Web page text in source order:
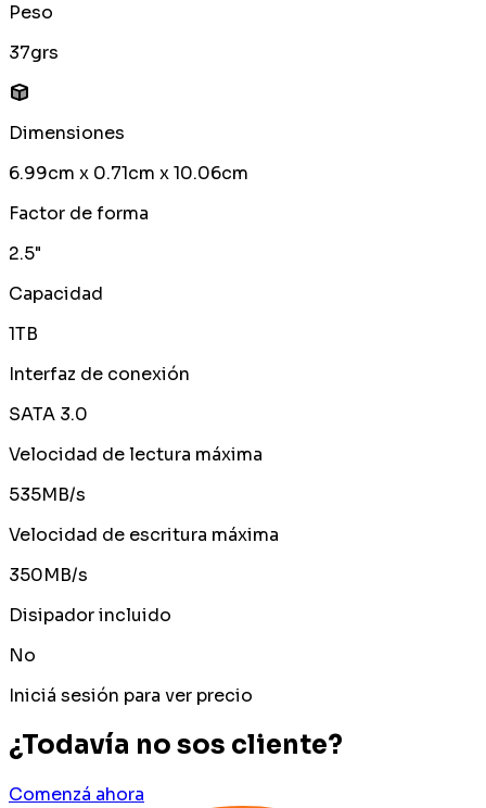
Peso
37grs
Dimensiones
6.99cm x 0.71cm x 10.06cm
Factor de forma
2.5"
Capacidad
1TB
Interfaz de conexión
SATA 3.0
Velocidad de lectura máxima
535MB/s
Velocidad de escritura máxima
350MB/s
Disipador incluido
No
Iniciá sesión para ver precio
¿Todavía no sos cliente?
Comenzá ahora